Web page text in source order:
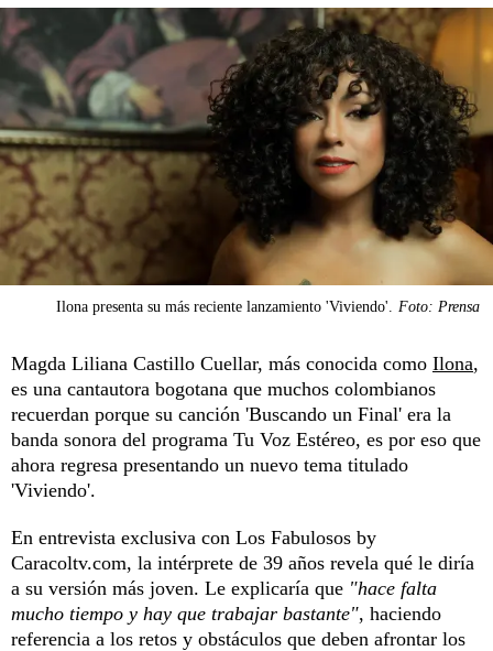
Ilona presenta su más reciente lanzamiento 'Viviendo'. Foto: Prensa
Magda Liliana Castillo Cuellar, más conocida como Ilona,
es una cantautora bogotana que muchos colombianos
recuerdan porque su canción 'Buscando un Final' era la
banda sonora del programa Tu Voz Estéreo, es por eso que
ahora regresa presentando un nuevo tema titulado
'Viviendo'.
En entrevista exclusiva con Los Fabulosos by
Caracoltv.com, la intérprete de 39 años revela qué le diría
a su versión más joven. Le explicaría que "hace falta
mucho tiempo y hay que trabajar bastante", haciendo
referencia a los retos y obstáculos que deben afrontar los